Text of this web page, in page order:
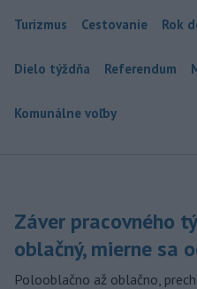
Turizmus Cestovanie Rok
Dielo týždňa Referendum
Komunálne voľby
Záver pracovného
oblačný, mierne sa
Polooblačno až oblačno,